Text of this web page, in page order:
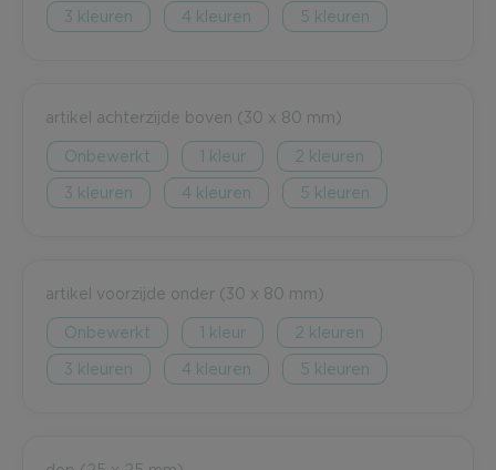
3 4 5
artikel achterzijde boven (30 x 80 mm)
Onbewerkt 1 2
3 4 5
artikel voorzijde onder (30 x 80 mm)
Onbewerkt 1 2
3 4 5